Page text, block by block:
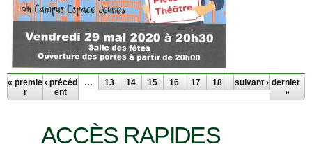
PAGES
« premie
r
‹ précéd
ent
… 13 14 15 16 17 18 19 20 21
suivant › dernier
»
ACCÈS RAPIDES